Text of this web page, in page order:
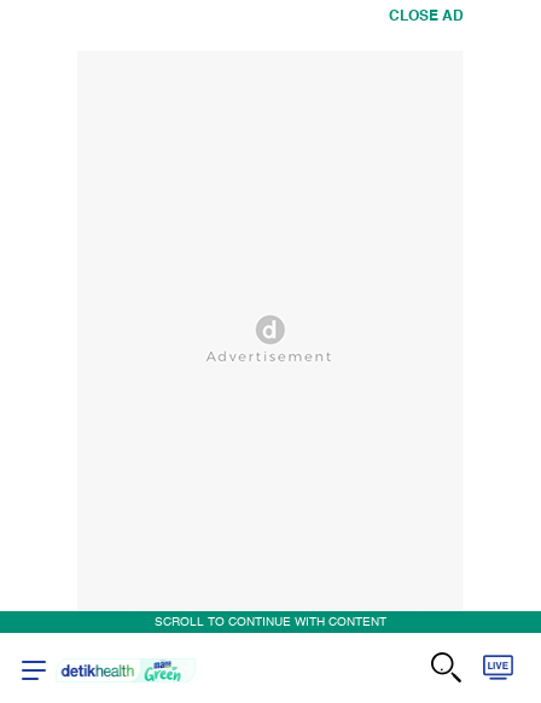
CLOSE AD
SCROLL TO CONTINUE WITH CONTENT